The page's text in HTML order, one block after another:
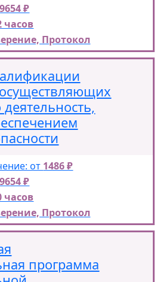
9654 ₽
часов
Протокол
от 1486 ₽
9654 ₽
часов
Протокол
программа